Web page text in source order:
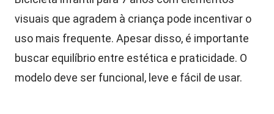
visuais que agradem à criança pode incentivar o
uso mais frequente. Apesar disso, é importante
buscar equilíbrio entre estética e praticidade. O
modelo deve ser funcional, leve e fácil de usar.